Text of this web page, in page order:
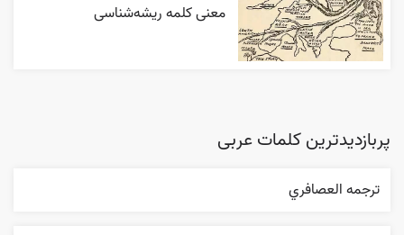
معنی کلمه ریشه‌شناسی
پربازدیدترین کلمات عربی
ترجمه العصافري